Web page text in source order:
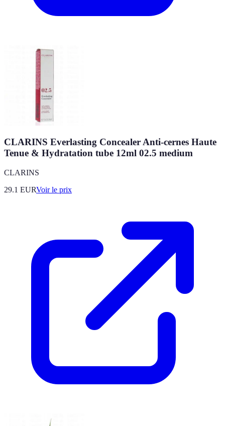
CLARINS Everlasting Concealer Anti-cernes Haute
Tenue & Hydratation tube 12ml 02.5 medium
CLARINS
29.1 EURVoir le prix